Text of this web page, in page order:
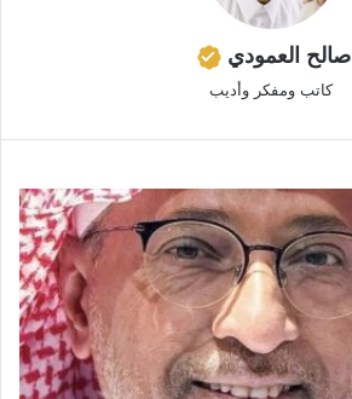
صالح العمودي
كاتب ومفكر وأديب